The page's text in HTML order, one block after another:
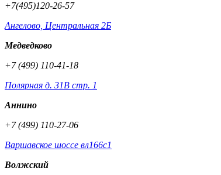
+7(495)120-26-57
Ангелово, Центральная 2Б
Медведково
+7 (499) 110-41-18
Полярная д. 31В стр. 1
Аннино
+7 (499) 110-27-06
Варшавское шоссе вл166с1
Волжский